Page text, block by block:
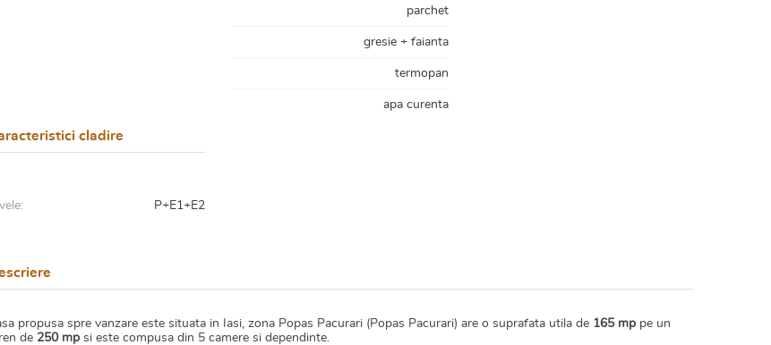
parchet
gresie + faianta
termopan
apa curenta
cladire
P+E1+E2
propusa spre vanzare este situata in Iasi, zona Popas Pacurari (Popas Pacurari) are o suprafata utila de 165 mp pe un
de 250 mp si este compusa din 5 camere si dependinte.